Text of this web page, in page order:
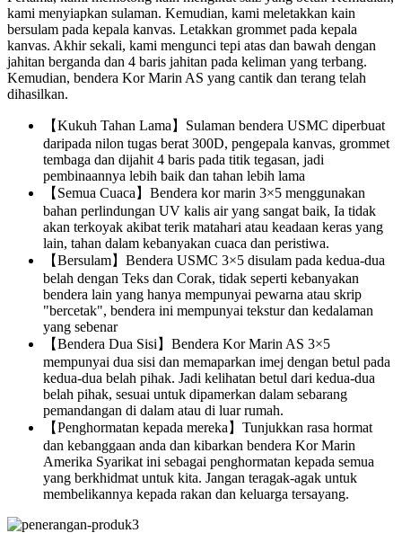
kami menyiapkan sulaman. Kemudian, kami meletakkan kain
bersulam pada kepala kanvas. Letakkan grommet pada kepala
kanvas. Akhir sekali, kami mengunci tepi atas dan bawah dengan
jahitan berganda dan 4 baris jahitan pada keliman yang terbang.
Kemudian, bendera Kor Marin AS yang cantik dan terang telah
dihasilkan.
【Kukuh Tahan Lama】Sulaman bendera USMC diperbuat
daripada nilon tugas berat 300D, pengepala kanvas, grommet
tembaga dan dijahit 4 baris pada titik tegasan, jadi
pembinaannya lebih baik dan tahan lebih lama
【Semua Cuaca】Bendera kor marin 3×5 menggunakan
bahan perlindungan UV kalis air yang sangat baik, Ia tidak
akan terkoyak akibat terik matahari atau keadaan keras yang
lain, tahan dalam kebanyakan cuaca dan peristiwa.
【Bersulam】Bendera USMC 3×5 disulam pada kedua-dua
belah dengan Teks dan Corak, tidak seperti kebanyakan
bendera lain yang hanya mempunyai pewarna atau skrip
"bercetak", bendera ini mempunyai tekstur dan kedalaman
yang sebenar
【Bendera Dua Sisi】Bendera Kor Marin AS 3×5
mempunyai dua sisi dan memaparkan imej dengan betul pada
kedua-dua belah pihak. Jadi kelihatan betul dari kedua-dua
belah pihak, sesuai untuk dipamerkan dalam sebarang
pemandangan di dalam atau di luar rumah.
【Penghormatan kepada mereka】Tunjukkan rasa hormat
dan kebanggaan anda dan kibarkan bendera Kor Marin
Amerika Syarikat ini sebagai penghormatan kepada semua
yang berkhidmat untuk kita. Jangan teragak-agak untuk
membelikannya kepada rakan dan keluarga tersayang.